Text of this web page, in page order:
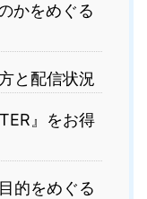
かをめぐる
と配信状況
』をお得
的をめぐる